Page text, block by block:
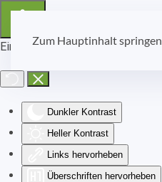
Eingabehilfen öffnen
Dunkler Kontrast
Heller Kontrast
Links hervorheben
Überschriften hervorheben
Zum Hauptinhalt springen